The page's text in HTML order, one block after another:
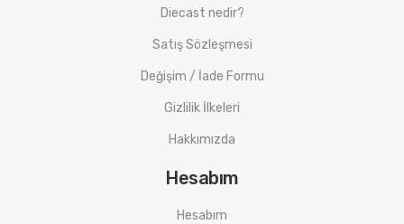
Diecast nedir?
Satış Sözleşmesi
Değişim / İade Formu
Gizlilik İlkeleri
Hakkımızda
Hesabım
Hesabım